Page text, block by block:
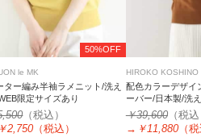
50%OFF
le MK
ター編み半袖ラメニット/洗え
限定サイズあり
（税込）
￥2,750 （税込）
HIROKO KOSHINO
配色カラーデザイ
ーバー/日本製/洗
￥39,600（税
→ ￥11,880（